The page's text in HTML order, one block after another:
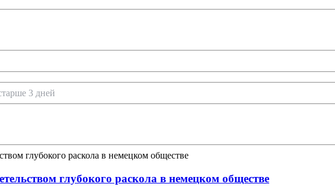
3 дней
глубокого раскола в немецком обществе